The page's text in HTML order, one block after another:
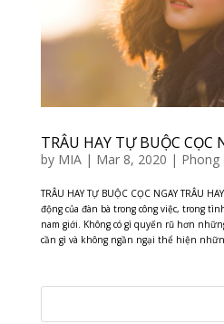
TRÂU HAY TỰ BUỘC CỌC
by MIA| Mar 8, 2020 | Phong
TRÂU HAY TỰ BUỘC CỌC NGAY TRÂU
động của đàn bà trong công việc, trong
nam giới. Không có gì quyến rũ hơn
cần gì và không ngần ngại thể hiện